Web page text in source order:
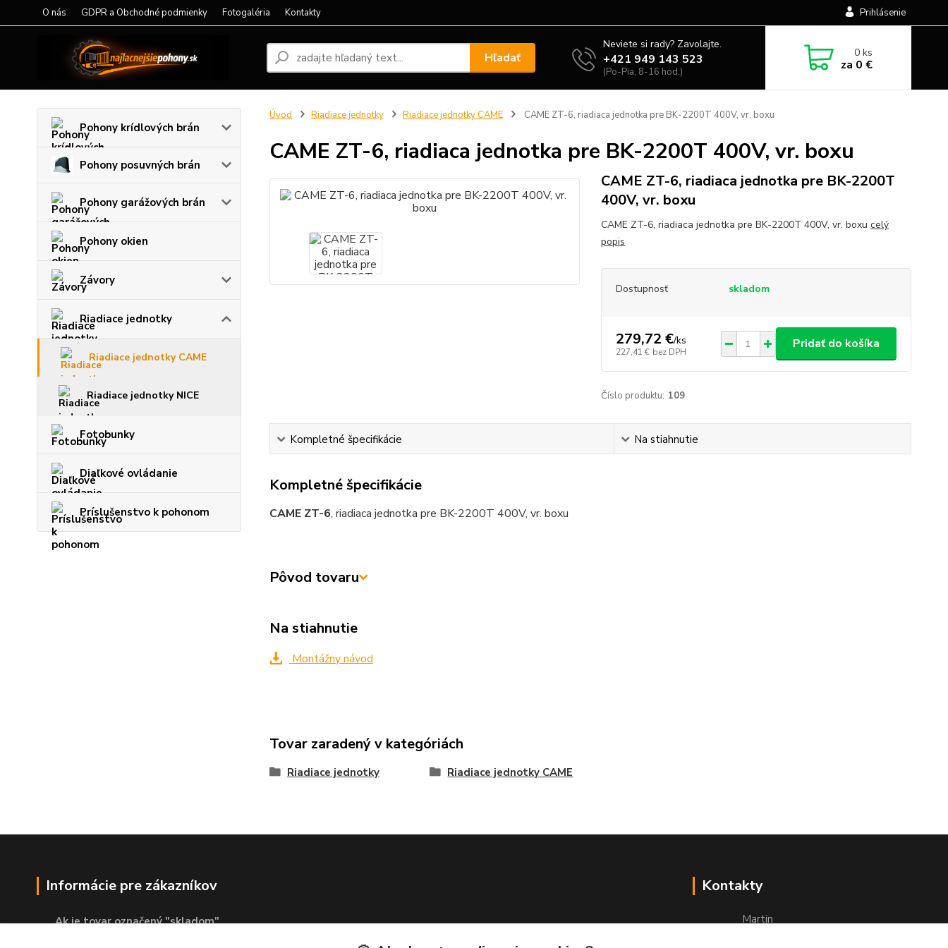
O nás GDPR a Obchodné podmienky Fotogaléria Kontakty Prihlásenie
Hľadať
Neviete si rady? Zavolajte.
+421 949 143 523
(Po-Pia, 8-16 hod.)
0ks
za 0 €
Pohony krídlových brán
Pohony posuvných brán
Pohony garážových brán
Pohony okien
Závory
Riadiace jednotky
Riadiace jednotky CAME
Riadiace jednotky NICE
Fotobunky
Diaľkové ovládanie
Príslušenstvo k pohonom
Úvod Riadiace jednotky Riadiace jednotky CAME CAME ZT-6, riadiaca jednotka pre BK-2200T 400V, vr. boxu
CAME ZT-6, riadiaca jednotka pre BK-2200T 400V, vr. boxu
CAME ZT-6, riadiaca jednotka pre BK-2200T
400V, vr. boxu
CAME ZT-6, riadiaca jednotka pre BK-2200T 400V, vr. boxu celý
popis
Dostupnosť skladom
279,72 €/ks
227,41 € bez DPH
Pridať do košíka
Číslo produktu: 109
Kompletné špecifikácie Na stiahnutie
Kompletné špecifikácie
CAME ZT-6, riadiaca jednotka pre BK-2200T 400V, vr. boxu
Pôvod tovaru
Na stiahnutie
Montážny návod
Tovar zaradený v kategóriách
Riadiace jednotky Riadiace jednotky CAME
Informácie pre zákazníkov
Ak je tovar označený "skladom"
Kontakty
Martin